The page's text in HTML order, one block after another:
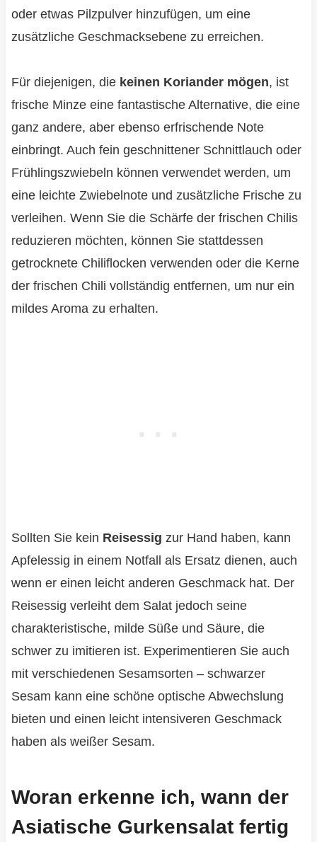
oder etwas Pilzpulver hinzufügen, um eine
zusätzliche Geschmacksebene zu erreichen.
Für diejenigen, die keinen Koriander mögen, ist
frische Minze eine fantastische Alternative, die eine
ganz andere, aber ebenso erfrischende Note
einbringt. Auch fein geschnittener Schnittlauch oder
Frühlingszwiebeln können verwendet werden, um
eine leichte Zwiebelnote und zusätzliche Frische zu
verleihen. Wenn Sie die Schärfe der frischen Chilis
reduzieren möchten, können Sie stattdessen
getrocknete Chiliflocken verwenden oder die Kerne
der frischen Chili vollständig entfernen, um nur ein
mildes Aroma zu erhalten.
Sollten Sie kein Reisessig zur Hand haben, kann
Apfelessig in einem Notfall als Ersatz dienen, auch
wenn er einen leicht anderen Geschmack hat. Der
Reisessig verleiht dem Salat jedoch seine
charakteristische, milde Süße und Säure, die
schwer zu imitieren ist. Experimentieren Sie auch
mit verschiedenen Sesamsorten – schwarzer
Sesam kann eine schöne optische Abwechslung
bieten und einen leicht intensiveren Geschmack
haben als weißer Sesam.
Woran erkenne ich, wann der
Asiatische Gurkensalat fertig